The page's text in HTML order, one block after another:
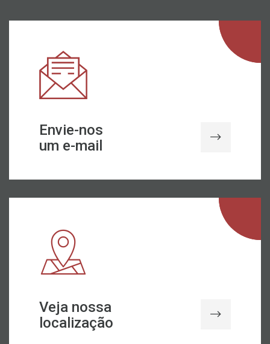
Envie-nos
um e-mail
Veja nossa
localização